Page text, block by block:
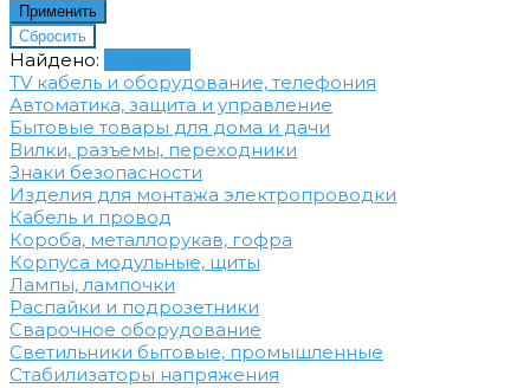
Найдено:
TV кабель и оборудование, телефония
Автоматика, защита и управление
Бытовые товары для дома и дачи
Вилки, разъемы, переходники
Знаки безопасности
Изделия для монтажа электропроводки
Кабель и провод
Короба, металлорукав, гофра
Корпуса модульные, щиты
Лампы, лампочки
Распайки и подрозетники
Сварочное оборудование
Светильники бытовые, промышленные
Стабилизаторы напряжения